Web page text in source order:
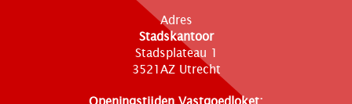
Adres
Stadskantoor
Stadsplateau 1
3521AZ Utrecht
Openingstijden Vastgoedloket: